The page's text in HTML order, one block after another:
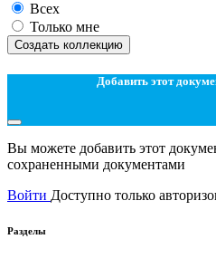
Всех
Только мне
Создать коллекцию
Добавить этот
Вы можете добавить этот
сохраненными документами
Войти Доступно только
Разделы